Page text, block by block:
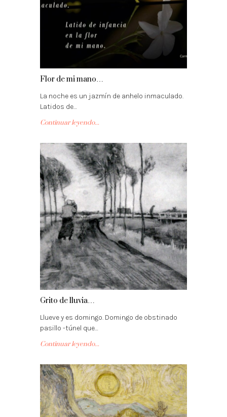
Flor de mi mano…
La noche es un jazmín de anhelo inmaculado.
Latidos de…
Continuar leyendo...
Grito de lluvia…
Llueve y es domingo. Domingo de obstinado
pasillo -túnel que…
Continuar leyendo...